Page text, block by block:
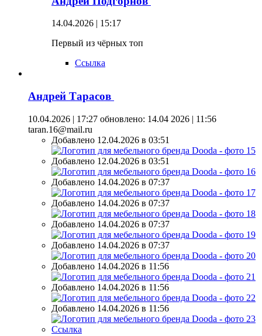
14.04.2026 | 15:17
Первый из чёрных топ
Ссылка
Андрей Тарасов
10.04.2026 | 17:27 обновлено: 14.04 2026 | 11:56
taran.16@mail.ru
Добавлено 12.04.2026 в 03:51
Добавлено 12.04.2026 в 03:51
Добавлено 14.04.2026 в 07:37
Добавлено 14.04.2026 в 07:37
Добавлено 14.04.2026 в 07:37
Добавлено 14.04.2026 в 07:37
Добавлено 14.04.2026 в 11:56
Добавлено 14.04.2026 в 11:56
Добавлено 14.04.2026 в 11:56
Ссылка